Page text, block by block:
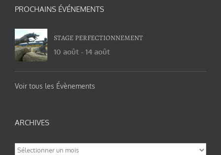
PROCHAINS ÉVÉNEMENTS
STAGE PERFECTIONNEMENT
10 août - 14 août
Voir tous les Évènements
ARCHIVES
Archives